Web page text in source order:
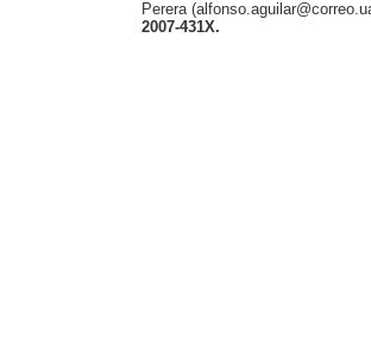
Perera
2007-431X.